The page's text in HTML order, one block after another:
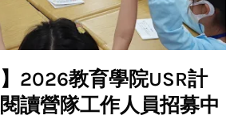
】2026教育學院USR計
讀營隊工作人員招募中